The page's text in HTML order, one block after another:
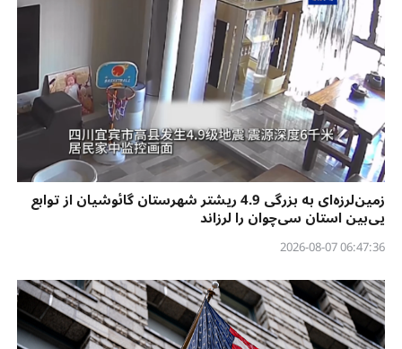
زمین‌لرزه‌ای به بزرگی 4.9 ریشتر شهرستان گائوشیان از توابع
یی‌بین استان سی‌چوان را لرزاند
06:47:36 2026-08-07